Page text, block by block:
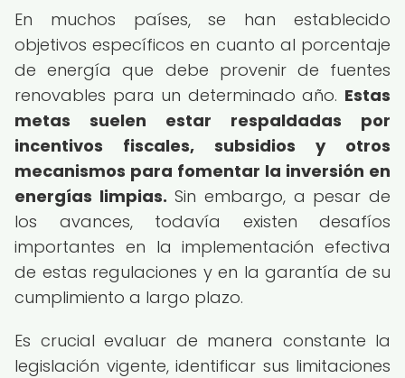
En muchos países, se han establecido
objetivos específicos en cuanto al porcentaje
de energía que debe provenir de fuentes
renovables para un determinado año. Estas
metas suelen estar respaldadas por
incentivos fiscales, subsidios y otros
mecanismos para fomentar la inversión en
energías limpias. Sin embargo, a pesar de
los avances, todavía existen desafíos
importantes en la implementación efectiva
de estas regulaciones y en la garantía de su
cumplimiento a largo plazo.
Es crucial evaluar de manera constante la
legislación vigente, identificar sus limitaciones